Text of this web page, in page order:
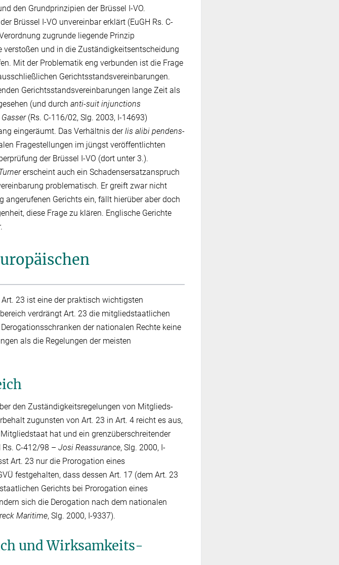
den Grundprinzipien der Brüssel I-VO.
Brüssel I-VO unvereinbar erklärt (EuGH Rs. C-
zugrunde liegende Prinzip
und in die Zuständigkeitsentscheidung
Mit der Problematik eng verbunden ist die Frage
Gerichtsstandsvereinbarungen.
Gerichtsstandsvereinbarungen lange Zeit als
(und durch anti-suit injunctions
Gasser(Rs. C-116/‌02, Slg. 2003, I-14693)
eingeräumt. Das Verhältnis derlis alibi pendens-
Fragestellungen im jüngst veröffentlichten
der Brüssel I-VO (dort unter 3.).
erscheint auch ein Schadensersatzanspruch
problematisch. Er greift zwar nicht
Gerichts ein, fällt hierüber aber doch
diese Frage zu klären. Englische Gerichte
23 ist eine der praktisch wichtigsten
verdrängt Art. 23 die mitgliedstaatlichen
der nationalen Rechte keine
als die Regelungen der meisten
den Zuständigkeitsregelungen von Mitglieds-
zugunsten von Art. 23 in Art. 4 reicht es aus,
hat und ein grenzüberschreitender
Rs. C-412/‌98 – Josi Reassurance, Slg. 2000, I-
Art. 23 nur die Prorogation eines
festgehalten, dass dessen Art. 17 (dem Art. 23
Gerichts bei Prorogation eines
sich die Derogation nach dem nationalen
Maritime, Slg. 2000, I-9337).
und Wirksamkeits­